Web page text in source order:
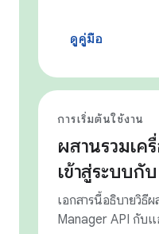
ดูคู่มือ
การเริ่มต้นใช้งาน
ผสานรวมเค
เข้าสู่ระบบกั
เอกสารนี้อธิบายวิธี
Manager API กับ